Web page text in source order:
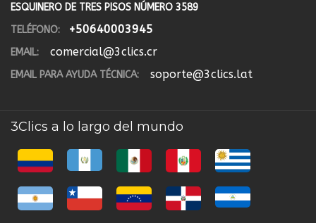
ESQUINERO DE TRES PISOS NÚMERO 3589
TELÉFONO:
+50640003945
EMAIL: comercial@3clics.cr
EMAIL PARA AYUDA TÉCNICA: soporte@3clics.lat
3Clics a lo largo del mundo